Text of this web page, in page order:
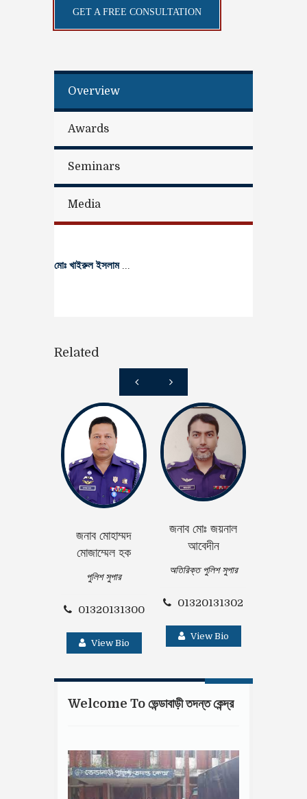
GET A FREE CONSULTATION
Overview
Awards
Seminars
Media
মোঃ খাইরুল ইসলাম...
Related
জনাব মোহাম্মদ
মোজাম্মেল হক
পুলিশ সুপার
01320131300
View Bio
জনাব মোঃ জয়নাল
আবেদীন
অতিরিক্ত পুলিশ সুপার
01320131302
View Bio
Welcome To ভেন্ডাবাড়ী তদন্ত কেন্দ্র